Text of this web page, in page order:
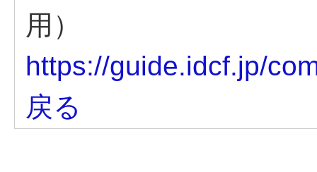
用）
https://guide.idcf.jp/
戻る